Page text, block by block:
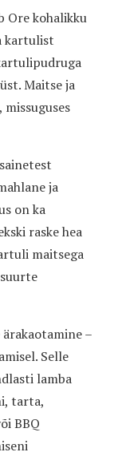
Ore kohalikku
kartulist
Maitse ja
ja
on ka
raske hea
maitsega
–
Selle
lamba
tarta,
BBQ